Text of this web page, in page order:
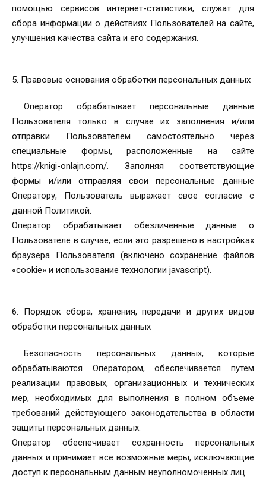
помощью сервисов интернет-статистики, служат для
сбора информации о действиях Пользователей на сайте,
улучшения качества сайта и его содержания.
5. Правовые основания обработки персональных данных
Оператор обрабатывает персональные данные
Пользователя только в случае их заполнения и/или
отправки Пользователем самостоятельно через
специальные формы, расположенные на сайте
https://knigi-onlajn.com/. Заполняя соответствующие
формы и/или отправляя свои персональные данные
Оператору, Пользователь выражает свое согласие с
данной Политикой.
Оператор обрабатывает обезличенные данные о
Пользователе в случае, если это разрешено в настройках
браузера Пользователя (включено сохранение файлов
«cookie» и использование технологии jаvascript).
6. Порядок сбора, хранения, передачи и других видов
обработки персональных данных
Безопасность персональных данных, которые
обрабатываются Оператором, обеспечивается путем
реализации правовых, организационных и технических
мер, необходимых для выполнения в полном объеме
требований действующего законодательства в области
защиты персональных данных.
Оператор обеспечивает сохранность персональных
данных и принимает все возможные меры, исключающие
доступ к персональным данным неуполномоченных лиц.